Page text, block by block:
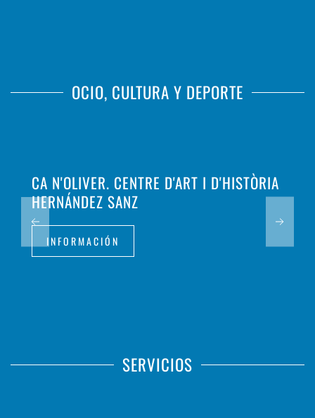
OCIO, CULTURA Y DEPORTE
CA N'OLIVER. CENTRE D'ART I D'HISTÒRIA
HERNÁNDEZ SANZ
INFORMACIÓN
SERVICIOS